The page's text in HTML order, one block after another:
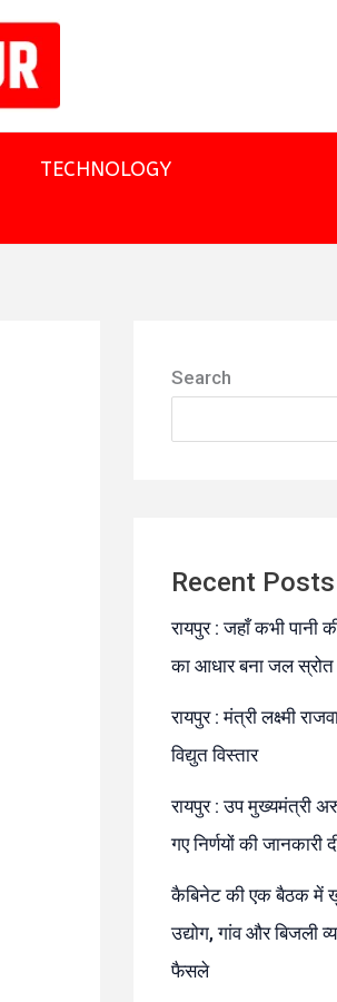
TECHNOLOGY
Search
Recent Posts
रायपुर : जहाँ कभी पानी
का आधार बना जल स्रोत
रायपुर : मंत्री लक्ष्मी
विद्युत विस्तार
रायपुर : उप मुख्यमंत्री
गए निर्णयों की जानकारी
कैबिनेट की एक बैठक में
उद्योग, गांव और बिजली
फैसले